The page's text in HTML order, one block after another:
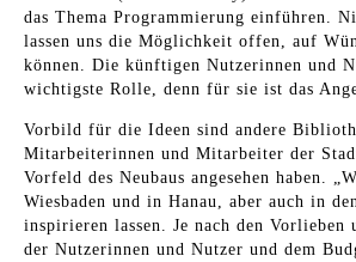
das Thema Programmierung einführen.
lassen uns die Möglichkeit offen, auf
können. Die künftigen Nutzerinnen und
wichtigste Rolle, denn für sie ist das
Vorbild für die Ideen sind andere
Mitarbeiterinnen und Mitarbeiter der
Vorfeld des Neubaus angesehen haben.
Wiesbaden und in Hanau, aber auch in
inspirieren lassen. Je nach den Vorlieben
der Nutzerinnen und Nutzer und dem